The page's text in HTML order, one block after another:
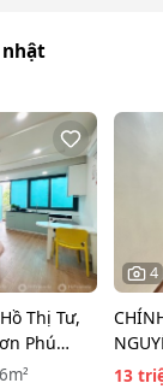
Thị Tư,
Phú
4
Đồng
13